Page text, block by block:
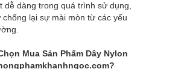
dễ dàng trong quá trình sử dụng,
chống lại sự mài mòn từ các yếu
Mua Sản Phẩm Dây Nylon
?